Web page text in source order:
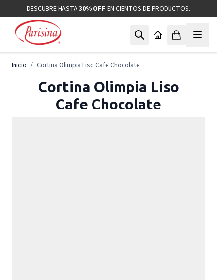
Ir al contenidoDESCUBRE HASTA30% OFF EN CIENTOS DE PRODUCTOS.
Inicio / Cortina Olimpia Liso Cafe Chocolate
Cortina Olimpia Liso
Cafe Chocolate